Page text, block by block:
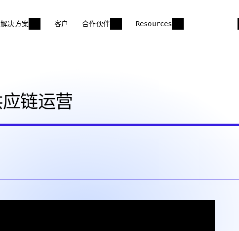
解决方案 客户 合作伙伴 Resources
链运营